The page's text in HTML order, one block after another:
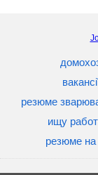
резюме
ищу
резюме